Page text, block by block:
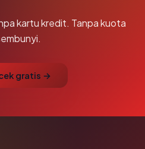
kartu kredit. Tanpa kuota
gratis →